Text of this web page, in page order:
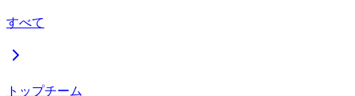
すべて
トップチーム